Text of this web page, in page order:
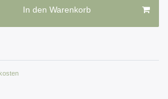
In den Warenkorb